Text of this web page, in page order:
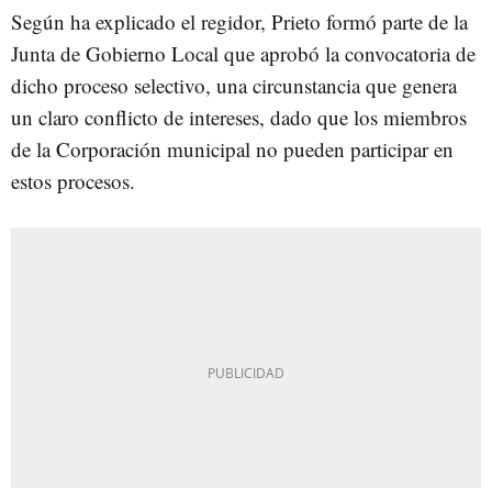
Según ha explicado el regidor, Prieto formó parte de la
Junta de Gobierno Local que aprobó la convocatoria de
dicho proceso selectivo, una circunstancia que genera
un claro conflicto de intereses, dado que los miembros
de la Corporación municipal no pueden participar en
estos procesos.